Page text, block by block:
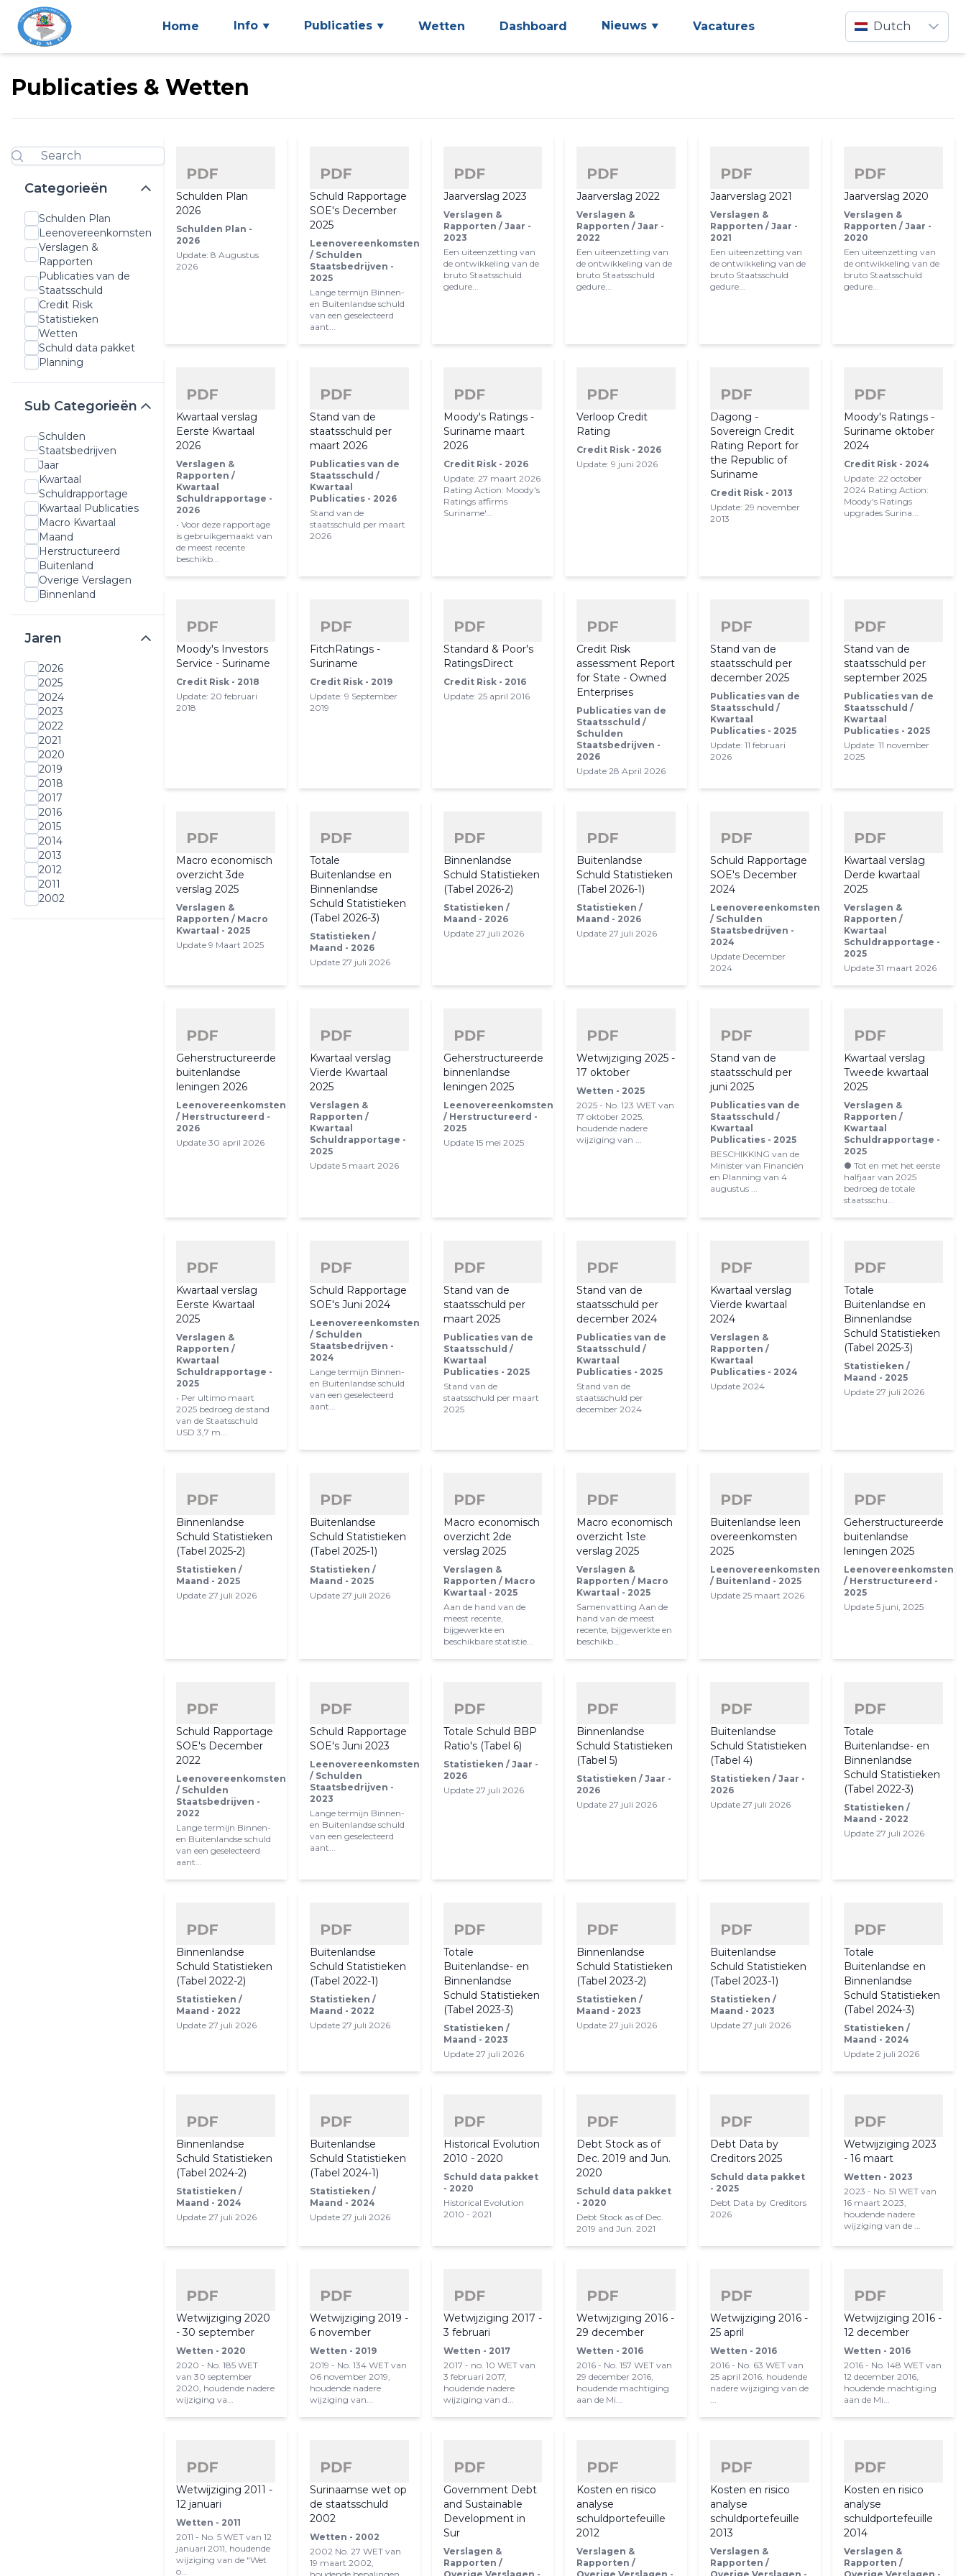
Home Info Publicaties Wetten Dashboard Nieuws Vacatures Dutch
Publicaties & Wetten
Categorieën
Schulden Plan
Leenovereenkomsten
Verslagen &
Rapporten
Publicaties van de
Staatsschuld
Credit Risk
Statistieken
Wetten
Schuld data pakket
Planning
Sub Categorieën
Schulden
Staatsbedrijven
Jaar
Kwartaal
Schuldrapportage
Kwartaal Publicaties
Macro Kwartaal
Maand
Herstructureerd
Buitenland
Overige Verslagen
Binnenland
Jaren
2026
2025
2024
2023
2022
2021
2020
2019
2018
2017
2016
2015
2014
2013
2012
2011
2002
Schulden Plan
2026
Schulden Plan -
2026
Update: 8 Augustus
2026
Schuld Rapportage
SOE's December
2025
Leenovereenkomsten
/ Schulden
Staatsbedrijven -
2025
Lange termijn Binnen-
en Buitenlandse schuld
van een geselecteerd
aant...
Jaarverslag 2023
Verslagen &
Rapporten / Jaar -
2023
Een uiteenzetting van
de ontwikkeling van de
bruto Staatsschuld
gedure...
Jaarverslag 2022
Verslagen &
Rapporten / Jaar -
2022
Een uiteenzetting van
de ontwikkeling van de
bruto Staatsschuld
gedure...
Jaarverslag 2021
Verslagen &
Rapporten / Jaar -
2021
Een uiteenzetting van
de ontwikkeling van de
bruto Staatsschuld
gedure...
Jaarverslag 2020
Verslagen &
Rapporten / Jaar -
2020
Een uiteenzetting van
de ontwikkeling van de
bruto Staatsschuld
gedure...
Kwartaal verslag
Eerste Kwartaal
2026
Verslagen &
Rapporten /
Kwartaal
Schuldrapportage -
2026
• Voor deze rapportage
is gebruikgemaakt van
de meest recente
beschikb...
Stand van de
staatsschuld per
maart 2026
Publicaties van de
Staatsschuld /
Kwartaal
Publicaties - 2026
Stand van de
staatsschuld per maart
2026
Moody's Ratings -
Suriname maart
2026
Credit Risk - 2026
Update: 27 maart 2026
Rating Action: Moody's
Ratings affirms
Suriname'...
Verloop Credit
Rating
Credit Risk - 2026
Update: 9 juni 2026
Dagong -
Sovereign Credit
Rating Report for
the Republic of
Suriname
Credit Risk - 2013
Update: 29 november
2013
Moody's Ratings -
Suriname oktober
2024
Credit Risk - 2024
Update: 22 october
2024 Rating Action:
Moody's Ratings
upgrades Surina...
Moody's Investors
Service - Suriname
Credit Risk - 2018
Update: 20 februari
2018
FitchRatings -
Suriname
Credit Risk - 2019
Update: 9 September
2019
Standard & Poor's
RatingsDirect
Credit Risk - 2016
Update: 25 april 2016
Credit Risk
assessment Report
for State - Owned
Enterprises
Publicaties van de
Staatsschuld /
Schulden
Staatsbedrijven -
2026
Update 28 April 2026
Stand van de
staatsschuld per
december 2025
Publicaties van de
Staatsschuld /
Kwartaal
Publicaties - 2025
Update: 11 februari
2026
Stand van de
staatsschuld per
september 2025
Publicaties van de
Staatsschuld /
Kwartaal
Publicaties - 2025
Update: 11 november
2025
Macro economisch
overzicht 3de
verslag 2025
Verslagen &
Rapporten / Macro
Kwartaal - 2025
Update 9 Maart 2025
Totale
Buitenlandse en
Binnenlandse
Schuld Statistieken
(Tabel 2026-3)
Statistieken /
Maand - 2026
Update 27 juli 2026
Binnenlandse
Schuld Statistieken
(Tabel 2026-2)
Statistieken /
Maand - 2026
Update 27 juli 2026
Buitenlandse
Schuld Statistieken
(Tabel 2026-1)
Statistieken /
Maand - 2026
Update 27 juli 2026
Schuld Rapportage
SOE's December
2024
Leenovereenkomsten
/ Schulden
Staatsbedrijven -
2024
Update December
2024
Kwartaal verslag
Derde kwartaal
2025
Verslagen &
Rapporten /
Kwartaal
Schuldrapportage -
2025
Update 31 maart 2026
Geherstructureerde
buitenlandse
leningen 2026
Leenovereenkomsten
/ Herstructureerd -
2026
Update 30 april 2026
Kwartaal verslag
Vierde Kwartaal
2025
Verslagen &
Rapporten /
Kwartaal
Schuldrapportage -
2025
Update 5 maart 2026
Geherstructureerde
binnenlandse
leningen 2025
Leenovereenkomsten
/ Herstructureerd -
2025
Update 15 mei 2025
Wetwijziging 2025 -
17 oktober
Wetten - 2025
2025 - No. 123 WET van
17 oktober 2025,
houdende nadere
wijziging van ...
Stand van de
staatsschuld per
juni 2025
Publicaties van de
Staatsschuld /
Kwartaal
Publicaties - 2025
BESCHIKKING van de
Minister van Financiën
en Planning van 4
augustus ...
Kwartaal verslag
Tweede kwartaal
2025
Verslagen &
Rapporten /
Kwartaal
Schuldrapportage -
2025
● Tot en met het eerste
halfjaar van 2025
bedroeg de totale
staatsschu...
Kwartaal verslag
Eerste Kwartaal
2025
Verslagen &
Rapporten /
Kwartaal
Schuldrapportage -
2025
• Per ultimo maart
2025 bedroeg de stand
van de Staatsschuld
USD 3,7 m...
Schuld Rapportage
SOE's Juni 2024
Leenovereenkomsten
/ Schulden
Staatsbedrijven -
2024
Lange termijn Binnen-
en Buitenlandse schuld
van een geselecteerd
aant...
Stand van de
staatsschuld per
maart 2025
Publicaties van de
Staatsschuld /
Kwartaal
Publicaties - 2025
Stand van de
staatsschuld per maart
2025
Stand van de
staatsschuld per
december 2024
Publicaties van de
Staatsschuld /
Kwartaal
Publicaties - 2025
Stand van de
staatsschuld per
december 2024
Kwartaal verslag
Vierde kwartaal
2024
Verslagen &
Rapporten /
Kwartaal
Publicaties - 2024
Update 2024
Totale
Buitenlandse en
Binnenlandse
Schuld Statistieken
(Tabel 2025-3)
Statistieken /
Maand - 2025
Update 27 juli 2026
Binnenlandse
Schuld Statistieken
(Tabel 2025-2)
Statistieken /
Maand - 2025
Update 27 juli 2026
Buitenlandse
Schuld Statistieken
(Tabel 2025-1)
Statistieken /
Maand - 2025
Update 27 juli 2026
Macro economisch
overzicht 2de
verslag 2025
Verslagen &
Rapporten / Macro
Kwartaal - 2025
Aan de hand van de
meest recente,
bijgewerkte en
beschikbare statistie...
Macro economisch
overzicht 1ste
verslag 2025
Verslagen &
Rapporten / Macro
Kwartaal - 2025
Samenvatting Aan de
hand van de meest
recente, bijgewerkte en
beschikb...
Buitenlandse leen
overeenkomsten
2025
Leenovereenkomsten
/ Buitenland - 2025
Update 25 maart 2026
Geherstructureerde
buitenlandse
leningen 2025
Leenovereenkomsten
/ Herstructureerd -
2025
Update 5 juni, 2025
Schuld Rapportage
SOE's December
2022
Leenovereenkomsten
/ Schulden
Staatsbedrijven -
2022
Lange termijn Binnen-
en Buitenlandse schuld
van een geselecteerd
aant...
Schuld Rapportage
SOE's Juni 2023
Leenovereenkomsten
/ Schulden
Staatsbedrijven -
2023
Lange termijn Binnen-
en Buitenlandse schuld
van een geselecteerd
aant...
Totale Schuld BBP
Ratio's (Tabel 6)
Statistieken / Jaar -
2026
Update 27 juli 2026
Binnenlandse
Schuld Statistieken
(Tabel 5)
Statistieken / Jaar -
2026
Update 27 juli 2026
Buitenlandse
Schuld Statistieken
(Tabel 4)
Statistieken / Jaar -
2026
Update 27 juli 2026
Totale
Buitenlandse- en
Binnenlandse
Schuld Statistieken
(Tabel 2022-3)
Statistieken /
Maand - 2022
Update 27 juli 2026
Binnenlandse
Schuld Statistieken
(Tabel 2022-2)
Statistieken /
Maand - 2022
Update 27 juli 2026
Buitenlandse
Schuld Statistieken
(Tabel 2022-1)
Statistieken /
Maand - 2022
Update 27 juli 2026
Totale
Buitenlandse- en
Binnenlandse
Schuld Statistieken
(Tabel 2023-3)
Statistieken /
Maand - 2023
Update 27 juli 2026
Binnenlandse
Schuld Statistieken
(Tabel 2023-2)
Statistieken /
Maand - 2023
Update 27 juli 2026
Buitenlandse
Schuld Statistieken
(Tabel 2023-1)
Statistieken /
Maand - 2023
Update 27 juli 2026
Totale
Buitenlandse en
Binnenlandse
Schuld Statistieken
(Tabel 2024-3)
Statistieken /
Maand - 2024
Update 2 juli 2026
Binnenlandse
Schuld Statistieken
(Tabel 2024-2)
Statistieken /
Maand - 2024
Update 27 juli 2026
Buitenlandse
Schuld Statistieken
(Tabel 2024-1)
Statistieken /
Maand - 2024
Update 27 juli 2026
Historical Evolution
2010 - 2020
Schuld data pakket
- 2020
Historical Evolution
2010 - 2021
Debt Stock as of
Dec. 2019 and Jun.
2020
Schuld data pakket
- 2020
Debt Stock as of Dec.
2019 and Jun. 2021
Debt Data by
Creditors 2025
Schuld data pakket
- 2025
Debt Data by Creditors
2026
Wetwijziging 2023
- 16 maart
Wetten - 2023
2023 - No. 51 WET van
16 maart 2023,
houdende nadere
wijziging van de ...
Wetwijziging 2020
- 30 september
Wetten - 2020
2020 - No. 185 WET
van 30 september
2020, houdende nadere
wijziging va...
Wetwijziging 2019 -
6 november
Wetten - 2019
2019 - No. 134 WET van
06 november 2019,
houdende nadere
wijziging van...
Wetwijziging 2017 -
3 februari
Wetten - 2017
2017 - no. 10 WET van
3 februari 2017,
houdende nadere
wijziging van d...
Wetwijziging 2016 -
29 december
Wetten - 2016
2016 - No. 157 WET van
29 december 2016,
houdende machtiging
aan de Mi...
Wetwijziging 2016 -
25 april
Wetten - 2016
2016 - No. 63 WET van
25 april 2016, houdende
nadere wijziging van de
...
Wetwijziging 2016 -
12 december
Wetten - 2016
2016 - No. 148 WET van
12 december 2016,
houdende machtiging
aan de Mi...
Wetwijziging 2011 -
12 januari
Wetten - 2011
2011 - No. 5 WET van 12
januari 2011, houdende
wijziging van de "Wet
o...
Surinaamse wet op
de staatsschuld
2002
Wetten - 2002
2002 No. 27 WET van
19 maart 2002,
Government Debt
and Sustainable
Development in
Sur
Verslagen &
Rapporten /
Kosten en risico
analyse
schuldportefeuille
2012
Verslagen &
Rapporten /
Kosten en risico
analyse
schuldportefeuille
2013
Verslagen &
Rapporten /
Kosten en risico
analyse
schuldportefeuille
2014
Verslagen &
Rapporten /